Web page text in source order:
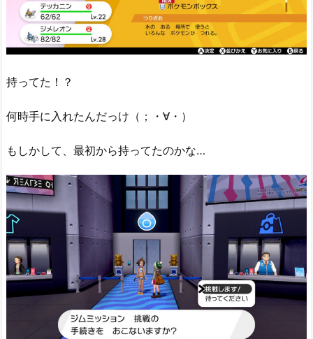
持ってた！？
何時手に入れたんだっけ（；・∀・）
もしかして、最初から持ってたのかな…